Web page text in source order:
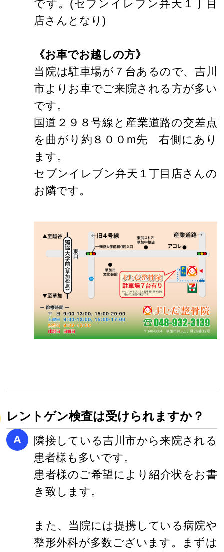
です。(セブンイレブン弁天１丁目
店さんとなり)
《お車でお越しの方》
当院は駐車場が７台あるので、吉川
市よりお車でご来院される方が多い
です。
国道２９８号線と産業道路の交差点
を曲がり約８００m先 右側にあり
ます。
セブンイレブン弁天１丁目店さんの
お隣です。
レントゲン検査は受けられますか？
A
隣接している吉川市から来院される
患者様も多いです。
患者様のご希望により紹介状をお書
き致します。
また、当院には提携している病院や
整形外科が多数ございます。まずは